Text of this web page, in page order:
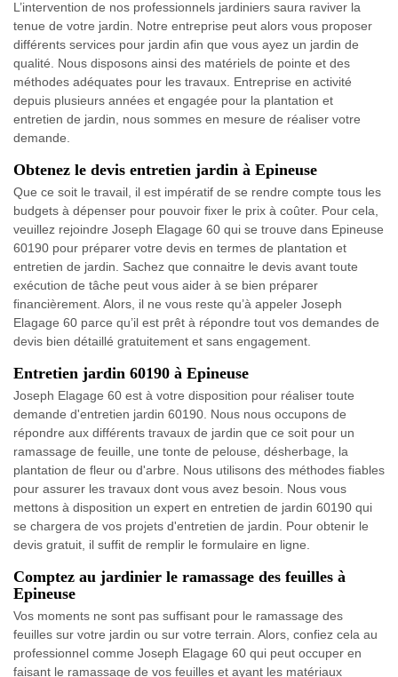
L’intervention de nos professionnels jardiniers saura raviver la
tenue de votre jardin. Notre entreprise peut alors vous proposer
différents services pour jardin afin que vous ayez un jardin de
qualité. Nous disposons ainsi des matériels de pointe et des
méthodes adéquates pour les travaux. Entreprise en activité
depuis plusieurs années et engagée pour la plantation et
entretien de jardin, nous sommes en mesure de réaliser votre
demande.
Obtenez le devis entretien jardin à Epineuse
Que ce soit le travail, il est impératif de se rendre compte tous les
budgets à dépenser pour pouvoir fixer le prix à coûter. Pour cela,
veuillez rejoindre Joseph Elagage 60 qui se trouve dans Epineuse
60190 pour préparer votre devis en termes de plantation et
entretien de jardin. Sachez que connaitre le devis avant toute
exécution de tâche peut vous aider à se bien préparer
financièrement. Alors, il ne vous reste qu’à appeler Joseph
Elagage 60 parce qu’il est prêt à répondre tout vos demandes de
devis bien détaillé gratuitement et sans engagement.
Entretien jardin 60190 à Epineuse
Joseph Elagage 60 est à votre disposition pour réaliser toute
demande d'entretien jardin 60190. Nous nous occupons de
répondre aux différents travaux de jardin que ce soit pour un
ramassage de feuille, une tonte de pelouse, désherbage, la
plantation de fleur ou d'arbre. Nous utilisons des méthodes fiables
pour assurer les travaux dont vous avez besoin. Nous vous
mettons à disposition un expert en entretien de jardin 60190 qui
se chargera de vos projets d'entretien de jardin. Pour obtenir le
devis gratuit, il suffit de remplir le formulaire en ligne.
Comptez au jardinier le ramassage des feuilles à
Epineuse
Vos moments ne sont pas suffisant pour le ramassage des
feuilles sur votre jardin ou sur votre terrain. Alors, confiez cela au
professionnel comme Joseph Elagage 60 qui peut occuper en
faisant le ramassage de vos feuilles et ayant les matériaux